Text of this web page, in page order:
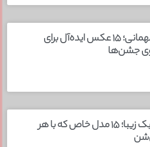
پیراهن شیک مهمانی؛ ۱۵ عکس ایده‌آل برای
جشن‌ها
کیف دستی شیک زیبا؛ ۱۵ مدل خاص که با هر